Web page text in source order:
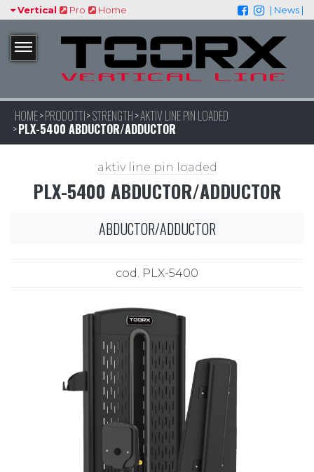
Vertical Pro Home | News |
HOME PRODOTTI STRENGTH AKTIV LINE PIN LOADED
PLX-5400 ABDUCTOR/ADDUCTOR
aktiv line pin loaded
PLX-5400 ABDUCTOR/ADDUCTOR
ABDUCTOR/ADDUCTOR
cod. PLX-5400